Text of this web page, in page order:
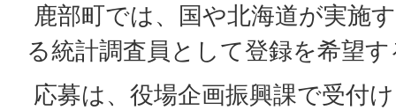
鹿部町では、国や北海道が実施
る統計調査員として登録を希望
応募は、役場企画振興課で受付